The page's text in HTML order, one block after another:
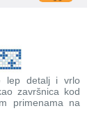
lep detalj i vrlo
završnica kod
primenama na